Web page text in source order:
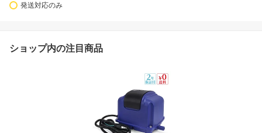
発送対応のみ
ショップ内の注目商品